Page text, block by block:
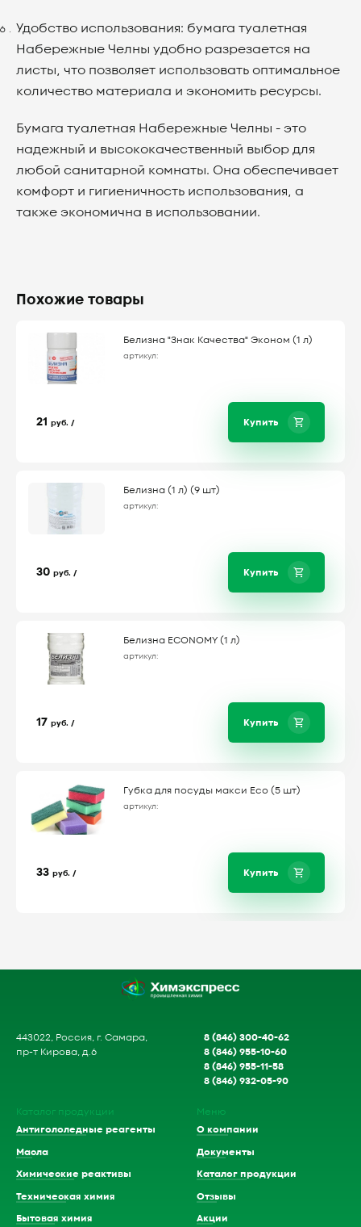
Удобство использования: бумага туалетная
Набережные Челны удобно разрезается на
листы, что позволяет использовать оптимальное
количество материала и экономить ресурсы.
Бумага туалетная Набережные Челны - это
надежный и высококачественный выбор для
любой санитарной комнаты. Она обеспечивает
комфорт и гигиеничность использования, а
также экономична в использовании.
Похожие товары
Белизна "Знак Качества" Эконом (1 л)
артикул:
21 руб. / Купить
Белизна (1 л) (9 шт)
артикул:
30 руб. / Купить
Белизна ECONOMY (1 л)
артикул:
17 руб. / Купить
Губка для посуды макси Eco (5 шт)
артикул:
33 руб. / Купить
443022, Россия, г. Самара,
пр-т Кирова, д.6
8 (846) 300-40-62
8 (846) 955-10-60
8 (846) 955-11-58
8 (846) 932-05-90
Каталог продукции
Антигололедные реагенты
Масла
Химические реактивы
Техническая химия
Бытовая химия
Меню
О компании
Документы
Каталог продукции
Отзывы
Акции